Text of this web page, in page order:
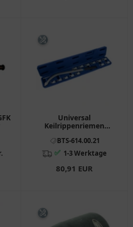
Universal
Keilrippenriemen
BTS-614.00.21
✅ 1-3 Werktage
80,91 EUR